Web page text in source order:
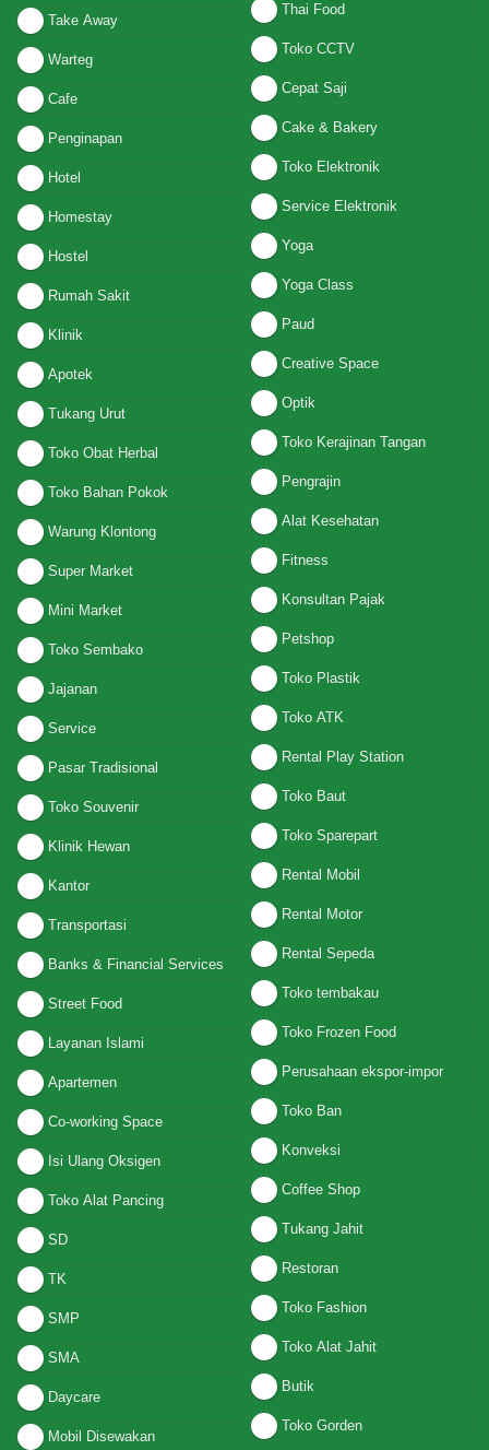
Take Away
Warteg
Cafe
Penginapan
Hotel
Homestay
Hostel
Rumah Sakit
Klinik
Apotek
Tukang Urut
Toko Obat Herbal
Toko Bahan Pokok
Warung Klontong
Super Market
Mini Market
Toko Sembako
Jajanan
Service
Pasar Tradisional
Toko Souvenir
Klinik Hewan
Kantor
Transportasi
Banks & Financial Services
Street Food
Layanan Islami
Apartemen
Co-working Space
Isi Ulang Oksigen
Toko Alat Pancing
SD
TK
SMP
SMA
Daycare
Mobil Disewakan
Thai Food
Toko CCTV
Cepat Saji
Cake & Bakery
Toko Elektronik
Service Elektronik
Yoga
Yoga Class
Paud
Creative Space
Optik
Toko Kerajinan Tangan
Pengrajin
Alat Kesehatan
Fitness
Konsultan Pajak
Petshop
Toko Plastik
Toko ATK
Rental Play Station
Toko Baut
Toko Sparepart
Rental Mobil
Rental Motor
Rental Sepeda
Toko tembakau
Toko Frozen Food
Perusahaan ekspor-impor
Toko Ban
Konveksi
Coffee Shop
Tukang Jahit
Restoran
Toko Fashion
Toko Alat Jahit
Butik
Toko Gorden